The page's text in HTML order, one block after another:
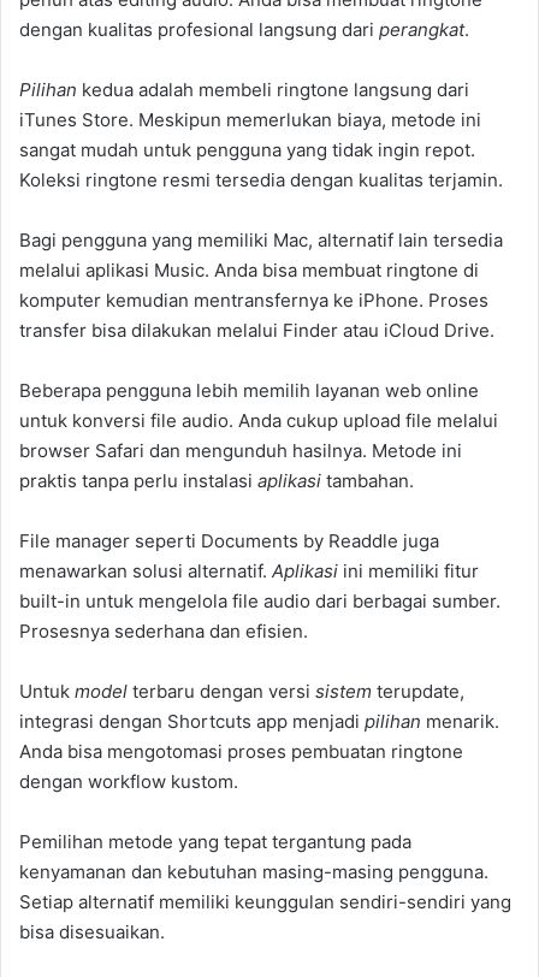
dengan kualitas profesional langsung dari perangkat.
Pilihan kedua adalah membeli ringtone langsung dari
iTunes Store. Meskipun memerlukan biaya, metode ini
sangat mudah untuk pengguna yang tidak ingin repot.
Koleksi ringtone resmi tersedia dengan kualitas terjamin.
Bagi pengguna yang memiliki Mac, alternatif lain tersedia
melalui aplikasi Music. Anda bisa membuat ringtone di
komputer kemudian mentransfernya ke iPhone. Proses
transfer bisa dilakukan melalui Finder atau iCloud Drive.
Beberapa pengguna lebih memilih layanan web online
untuk konversi file audio. Anda cukup upload file melalui
browser Safari dan mengunduh hasilnya. Metode ini
praktis tanpa perlu instalasi aplikasi tambahan.
File manager seperti Documents by Readdle juga
menawarkan solusi alternatif. Aplikasi ini memiliki fitur
built-in untuk mengelola file audio dari berbagai sumber.
Prosesnya sederhana dan efisien.
Untuk model terbaru dengan versi sistem terupdate,
integrasi dengan Shortcuts app menjadi pilihan menarik.
Anda bisa mengotomasi proses pembuatan ringtone
dengan workflow kustom.
Pemilihan metode yang tepat tergantung pada
kenyamanan dan kebutuhan masing-masing pengguna.
Setiap alternatif memiliki keunggulan sendiri-sendiri yang
bisa disesuaikan.